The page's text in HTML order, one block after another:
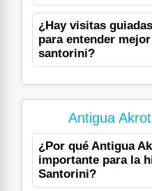
¿Hay visitas
para entender
santorini?
Antigua
¿Por qué Antigua
importante para la
Santorini?